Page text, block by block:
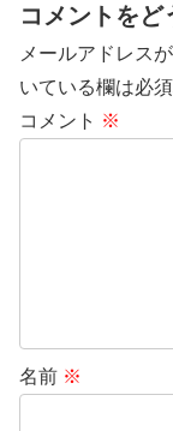
コメントをど
メールアドレス
いている欄は必
コメント ※
名前 ※